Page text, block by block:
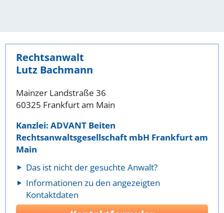
Rechtsanwalt
Lutz Bachmann
Mainzer Landstraße 36
60325 Frankfurt am Main
Kanzlei: ADVANT Beiten
Rechtsanwaltsgesellschaft mbH Frankfurt am
Main
Das ist nicht der gesuchte Anwalt?
Informationen zu den angezeigten
Kontaktdaten